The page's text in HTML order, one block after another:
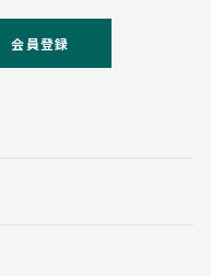
的の通知、開示、訂
人情報の漏洩防止に
会員登録